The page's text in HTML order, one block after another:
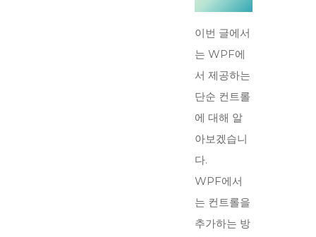
이번 글에서
는 WPF에
서 제공하는
단순 컨트롤
에 대해 알
아보겠습니
다.
WPF에서
는 컨트롤을
추가하는 방